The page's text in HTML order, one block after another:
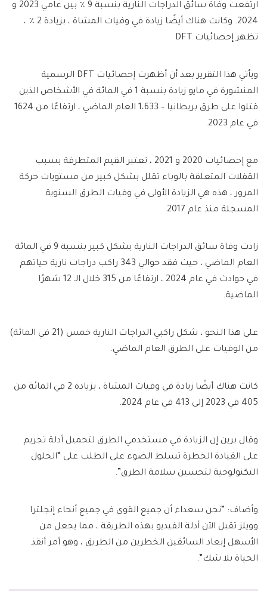
ارتفعت وفاة سائق الدراجات النارية بنسبة 9 ٪ بين عامي 2023 و
2024. وكانت هناك أيضًا زيادة في وفيات المشاة ، بزيادة 2 ٪ ،
تظهر إحصائيات DFT
ويأتي هذا التقرير بعد أن أظهرت إحصائيات DFT الرسمية
المنشورة في مايو زيادة بنسبة 1 في المائة في الأشخاص الذين
قتلوا على طرق بريطانيا – 1،633 العام الماضي ، ارتفاعًا من 1624
في عام 2023.
مع إحصائيات 2020 و 2021 ، تعتبر القيم المتطرفة بسبب
القفلات المتعلقة بالوباء تقلل بشكل كبير من مستويات حركة
المرور ، هذه هي الزيادة الأولى في وفيات الطرق السنوية
المسجلة منذ عام 2017.
زادت وفاة سائق الدراجات النارية بشكل كبير بنسبة 9 في المائة
العام الماضي ، حيث فقد حوالي 343 راكب دراجات نارية حياتهم
في حوادث في عام 2024 ، ارتفاعًا من 315 خلال الـ 12 شهرًا
الماضية.
على هذا النحو ، شكل راكبي الدراجات النارية خمس (21 في المائة)
من الوفيات على الطرق العام الماضي.
كانت هناك أيضًا زيادة في وفيات المشاة ، بزيادة 2 في المائة من
405 في 2023 إلى 413 في عام 2024.
وقال برين إن الزيادة في مستخدمي الطرق لتحميل أدلة تجريم
على القيادة الخطرة تسلط الضوء على الطلب على “الحلول
التكنولوجية لتحسين سلامة الطرق”.
وأضاف: “نحن سعداء أن جميع القوى في جميع أنحاء إنجلترا
وويلز تقبل الآن أدلة الفيديو بهذه الطريقة ، مما يجعل من
الأسهل إبعاد السائقين الخطرين من الطريق ، وهو أمر أنقذ
الحياة بلا شك”.